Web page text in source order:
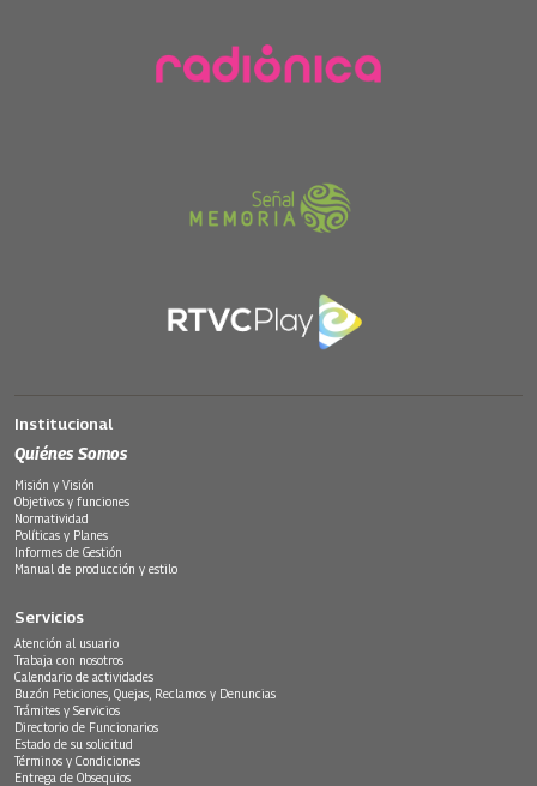
Institucional
Quiénes Somos
Misión y Visión
Objetivos y funciones
Normatividad
Políticas y Planes
Informes de Gestión
Manual de producción y estilo
Servicios
Atención al usuario
Trabaja con nosotros
Calendario de actividades
Buzón Peticiones, Quejas, Reclamos y Denuncias
Trámites y Servicios
Directorio de Funcionarios
Estado de su solicitud
Términos y Condiciones
Entrega de Obsequios